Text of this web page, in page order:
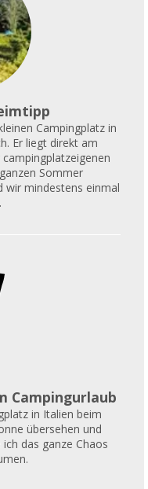
Campingplatz in
Er liegt direkt am
Sommer
mindestens einmal
Campingurlaub
in Italien beim
übersehen und
das ganze Chaos